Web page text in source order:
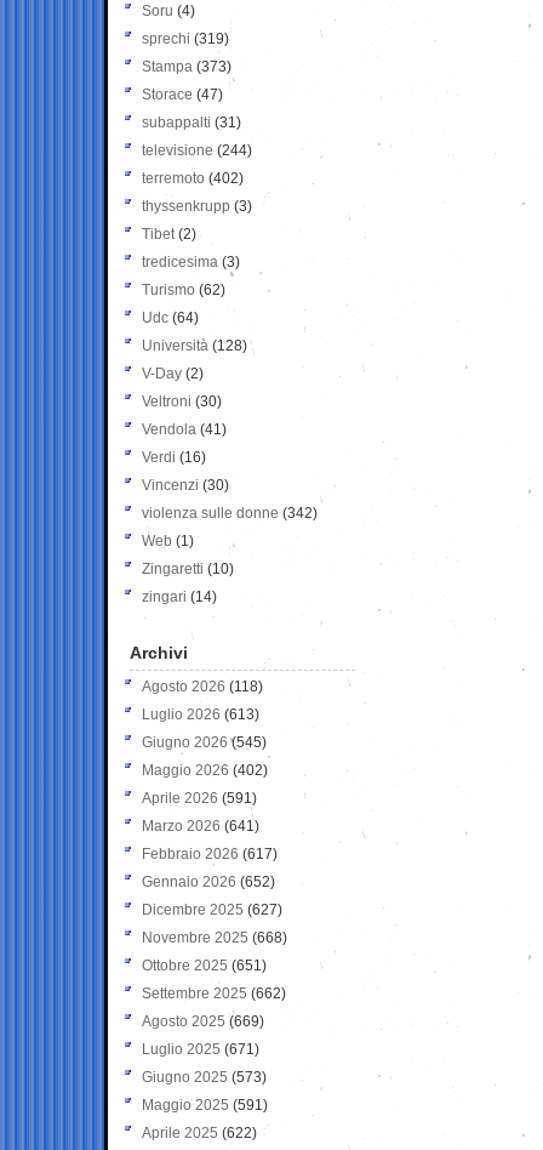
Soru (4)
sprechi (319)
Stampa (373)
Storace (47)
subappalti (31)
televisione(244)
terremoto (402)
thyssenkrupp (3)
Tibet(2)
tredicesima (3)
Turismo (62)
Udc (64)
Università (128)
V-Day (2)
Veltroni (30)
Vendola (41)
Verdi (16)
Vincenzi (30)
violenza sulle donne (342)
Web (1)
Zingaretti (10)
zingari (14)
Archivi
Agosto 2026 (118)
Luglio 2026 (613)
Giugno 2026 (545)
Maggio 2026 (402)
Aprile 2026 (591)
Marzo 2026 (641)
Febbraio 2026 (617)
Gennaio 2026 (652)
Dicembre 2025 (627)
Novembre 2025 (668)
Ottobre 2025 (651)
Settembre 2025 (662)
Agosto 2025 (669)
Luglio 2025 (671)
Giugno 2025 (573)
Maggio 2025 (591)
Aprile 2025 (622)